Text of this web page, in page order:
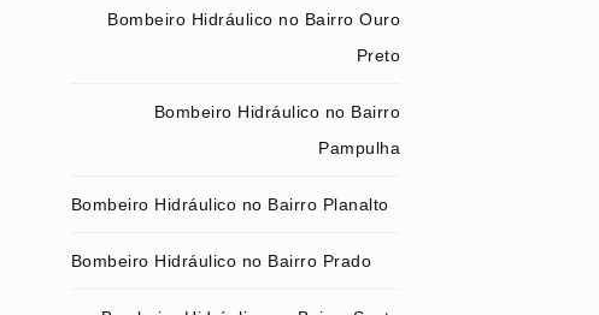
Bombeiro Hidráulico no Bairro Ouro
Preto
Bombeiro Hidráulico no Bairro
Pampulha
Bombeiro Hidráulico no Bairro Planalto
Bombeiro Hidráulico no Bairro Prado